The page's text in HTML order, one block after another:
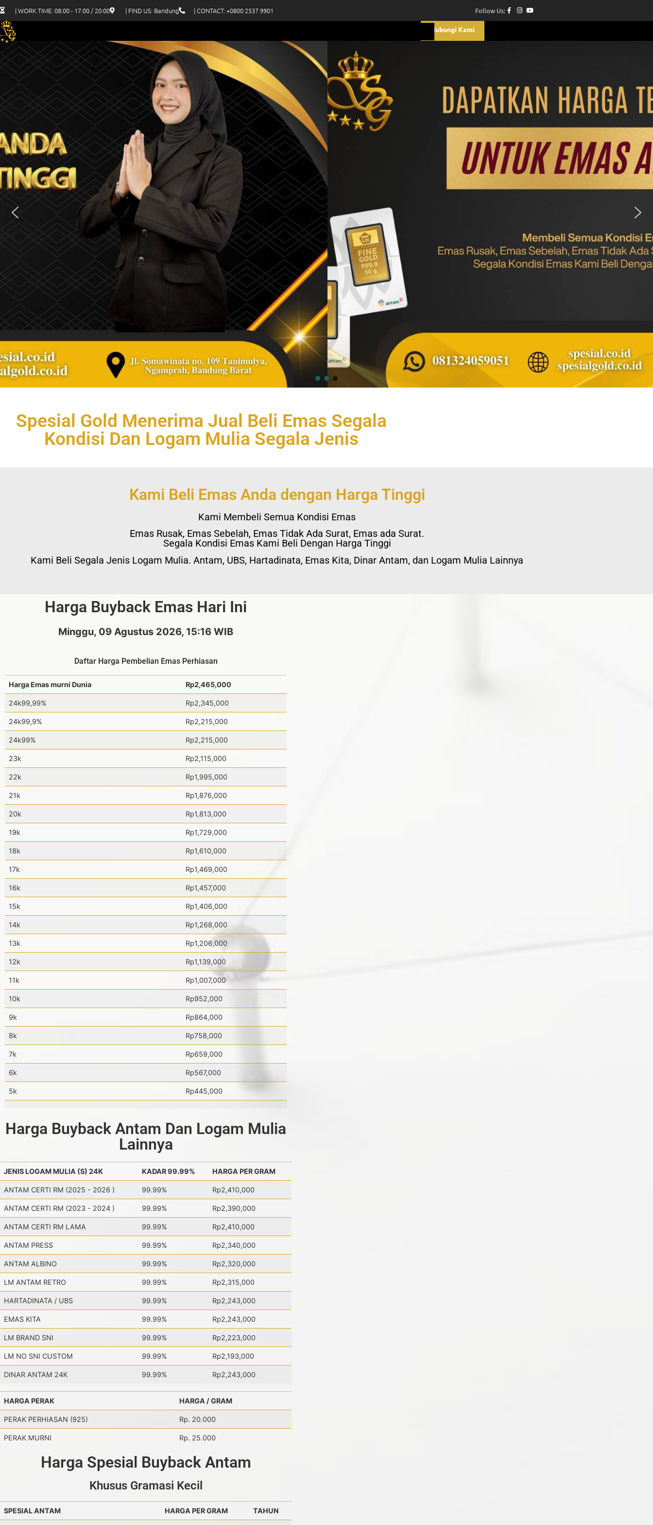
| WORK TIME: 08:00 - 17:00 / 20:00 | FIND US: Bandung | CONTACT: +0800 2537 9901 Follow Us:
Hubungi Kami
Home
Spesial Gold Menerima Jual Beli Emas Segala
Kondisi Dan Logam Mulia Segala Jenis
Kami Beli Emas Anda dengan Harga Tinggi
Kami Membeli Semua Kondisi Emas
Emas Rusak, Emas Sebelah, Emas Tidak Ada Surat, Emas ada Surat.
Segala Kondisi Emas Kami Beli Dengan Harga Tinggi
Kami Beli Segala Jenis Logam Mulia. Antam, UBS, Hartadinata, Emas Kita, Dinar Antam, dan Logam Mulia Lainnya
Harga Buyback Emas Hari Ini
Minggu, 09 Agustus 2026, 15:16 WIB
Daftar Harga Pembelian Emas Perhiasan
Harga Emas murni Dunia Rp2,465,000
24k99,99% Rp2,345,000
24k99,9% Rp2,215,000
24k99% Rp2,215,000
23k Rp2,115,000
22k Rp1,995,000
21k Rp1,876,000
20k Rp1,813,000
19k Rp1,729,000
18k Rp1,610,000
17k Rp1,469,000
16k Rp1,457,000
15k Rp1,406,000
14k Rp1,268,000
13k Rp1,206,000
12k Rp1,139,000
11k Rp1,007,000
10k Rp952,000
9k Rp864,000
8k Rp758,000
7k Rp659,000
6k Rp567,000
5k Rp445,000
Harga Buyback Antam Dan Logam Mulia
Lainnya
JENIS LOGAM MULIA (S) 24K KADAR 99.99% HARGA PER GRAM
ANTAM CERTI RM (2025 - 2026 ) 99.99% Rp2,410,000
ANTAM CERTI RM (2023 - 2024 ) 99.99% Rp2,390,000
ANTAM CERTI RM LAMA 99.99% Rp2,410,000
ANTAM PRESS 99.99% Rp2,340,000
ANTAM ALBINO 99.99% Rp2,320,000
LM ANTAM RETRO 99.99% Rp2,315,000
HARTADINATA / UBS 99.99% Rp2,243,000
EMAS KITA 99.99% Rp2,243,000
LM BRAND SNI 99.99% Rp2,223,000
LM NO SNI CUSTOM 99.99% Rp2,193,000
DINAR ANTAM 24K 99.99% Rp2,243,000
HARGA PERAK HARGA / GRAM
PERAK PERHIASAN (925) Rp. 20.000
PERAK MURNI Rp. 25.000
Harga Spesial Buyback Antam
Khusus Gramasi Kecil
SPESIAL ANTAM HARGA PER GRAM TAHUN